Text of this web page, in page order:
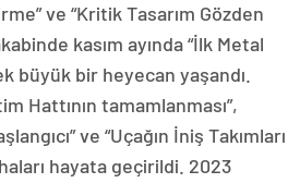
ve “Kritik Tasarım Gözden
kasım ayında “İlk Metal
büyük bir heyecan yaşandı.
Hattının tamamlanması”,
ve “Uçağın İniş Takımları
hayata geçirildi. 2023